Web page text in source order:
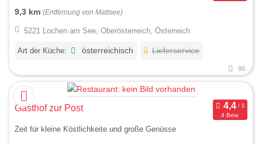
9,3 km (Entfernung von Mattsee)
5221 Lochen am See, Oberösterreich, Österreich
Art der Küche: österreichisch Lieferservice
90
Gasthof zur Post
4 Bew.
Zeit für kleine Köstlichkeite und große Genüsse